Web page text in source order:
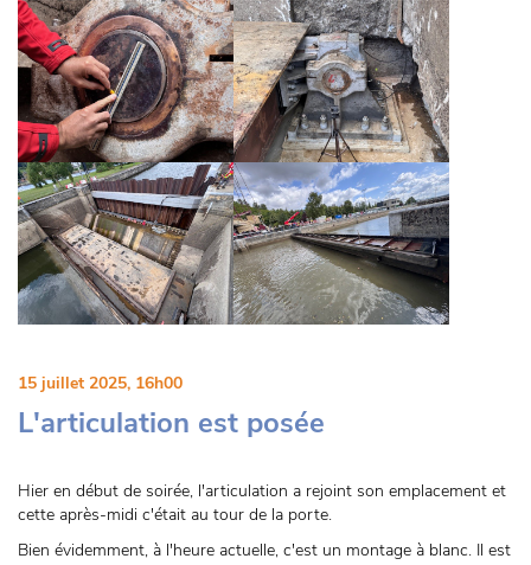
15 juillet 2025, 16h00
L'articulation est posée
Hier en début de soirée, l'articulation a rejoint son emplacement et
cette après-midi c'était au tour de la porte.
Bien évidemment, à l'heure actuelle, c'est un montage à blanc. Il est